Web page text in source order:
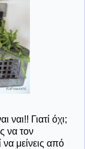
Γιατί όχι;
να τον
μείνεις από